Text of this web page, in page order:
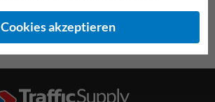
Cookies akzeptieren